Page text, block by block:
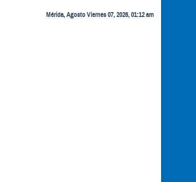
Mérida, Agosto Viernes 07, 2026, 01:12 am